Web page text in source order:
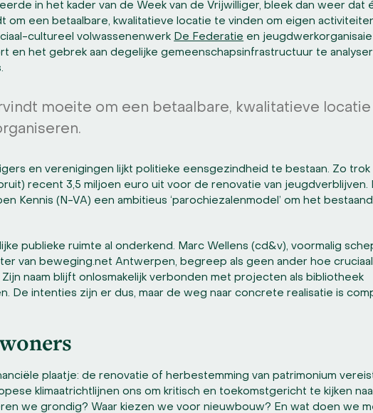
in het kader van de Week van de Vrijwilliger, bleek dan weer dat
een betaalbare, kwalitatieve locatie te vinden om eigen
cultureel volwassenenwerk De Federatie en
en het gebrek aan degelijke gemeenschapsinfrastructuur te
moeite om een betaalbare, kwalitatieve
en verenigingen lijkt politieke eensgezindheid te bestaan. Zo trok
recent 3,5 miljoen euro uit voor de renovatie van jeugdverblijven.
Kennis (N-VA) een ambitieus ‘parochiezalenmodel’ om het
publieke ruimte al onderkend. Marc Wellens (cd&v), voormalig
van beweging.net Antwerpen, begreep als geen ander hoe cruciaal
naam blijft onlosmakelijk verbonden met projecten als bibliotheek
De intenties zijn er dus, maar de weg naar concrete realisatie is
plaatje: de renovatie of herbestemming van patrimonium
klimaatrichtlijnen ons om kritisch en toekomstgericht te kijken
we grondig? Waar kiezen we voor nieuwbouw? En wat doen we